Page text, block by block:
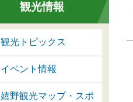
観光情報
観光トピックス
イベント情報
嬉野観光マップ・スポ